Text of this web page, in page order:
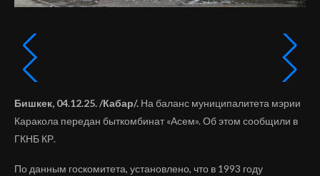
Бишкек, 04.12.25. /Кабар/. На баланс муниципалитета мэрии
Каракола передан быткомбинат «Асем». Об этом сообщили в
ГКНБ КР.
По данным госкомитета, установлено, что в 1993 году